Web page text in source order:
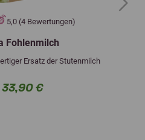
5,0 (4 Bewertungen)
Fohlenmilch
Ersatz der Stutenmilch
€
Next